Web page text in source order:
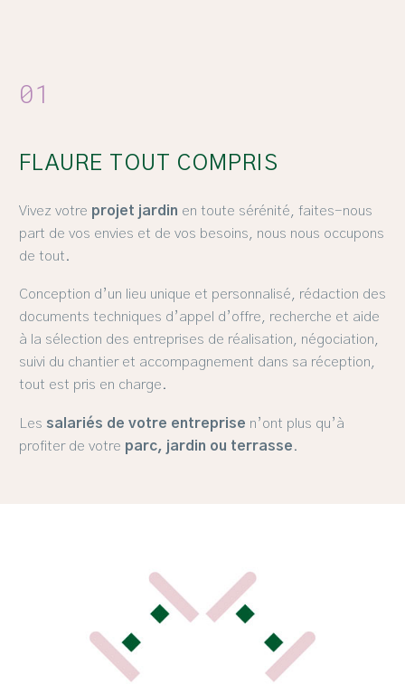
01
FLAURE TOUT COMPRIS
Vivez votre projet jardin en toute sérénité, faites-nous
part de vos envies et de vos besoins, nous nous occupons
de tout.
Conception d’un lieu unique et personnalisé, rédaction des
documents techniques d’appel d’offre, recherche et aide
à la sélection des entreprises de réalisation, négociation,
suivi du chantier et accompagnement dans sa réception,
tout est pris en charge.
Les salariés de votre entreprise n’ont plus qu’à
profiter de votre parc, jardin ou terrasse.